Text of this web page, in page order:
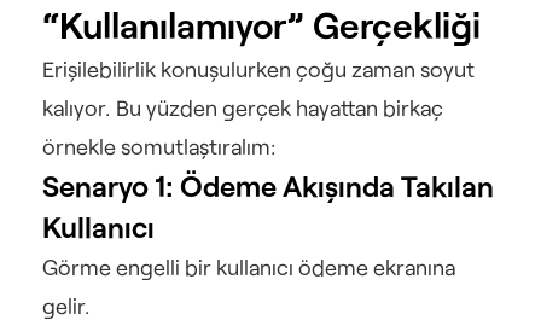
“Kullanılamıyor” Gerçekliği
Erişilebilirlik konuşulurken çoğu zaman soyut
kalıyor. Bu yüzden gerçek hayattan birkaç
örnekle somutlaştıralım:
Senaryo 1: Ödeme Akışında Takılan
Kullanıcı
Görme engelli bir kullanıcı ödeme ekranına
gelir.